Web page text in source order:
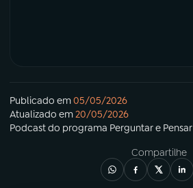
Publicado em05/05/2026
Atualizado em20/05/2026
Podcastdo programa Perguntar e Pensar
Compartilhe